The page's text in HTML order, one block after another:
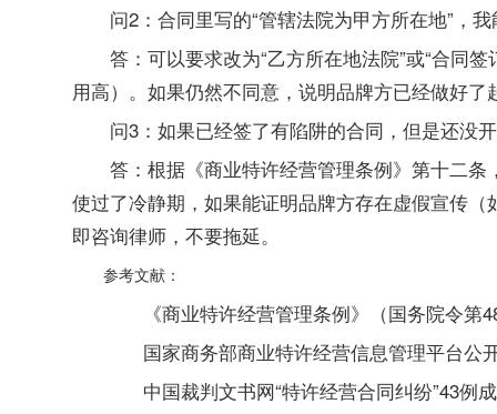
问2：合同里写的“管辖法院为甲方所在地”，
答：可以要求改为“乙方所在地法院”或“合同
用高）。如果仍然不同意，说明品牌方已经做好
问3：如果已经签了有陷阱的合同，但是还没
答：根据《商业特许经营管理条例》第十二条
使过了冷静期，如果能证明品牌方存在虚假宣传
即咨询律师，不要拖延。
参考文献：
《商业特许经营管理条例》（国务院令第
国家商务部商业特许经营信息管理平台公
中国裁判文书网“特许经营合同纠纷”43例